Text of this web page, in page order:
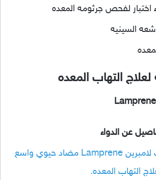
اختبار لفحص جرثومه المعده
السينيه
لعلاج التهاب المعده
عن الدواء
كبسولات لامبرين Lamprene مضاد حيوي واسع
التهاب المعده.